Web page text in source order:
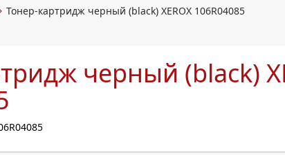
А4
Тонер-картридж черный (black) XEROX 106R04085
черный (black)